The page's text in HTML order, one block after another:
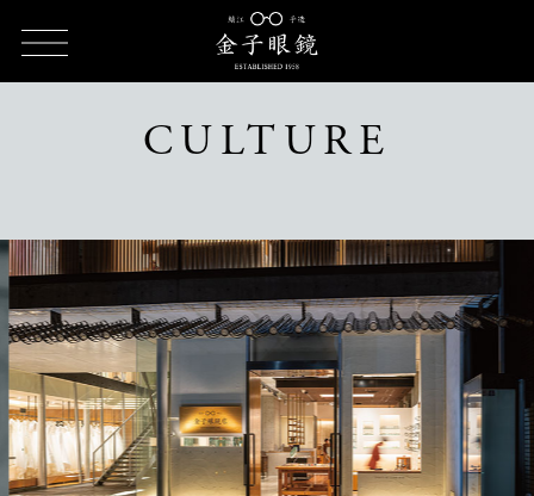
CULTURE（カルチャー）
CULTURE